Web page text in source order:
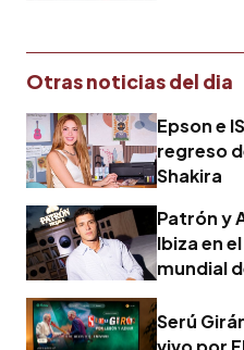
Otras noticias del dia
Epson e
regreso
Shakira
Patrón y
Ibiza en
mundial
Serú